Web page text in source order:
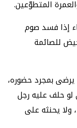
المتطوّعين.
إذا فسد صوم
للصائمة
بمجرد حضوره،
لو حلف عليه رجل
ولا يحنثه على